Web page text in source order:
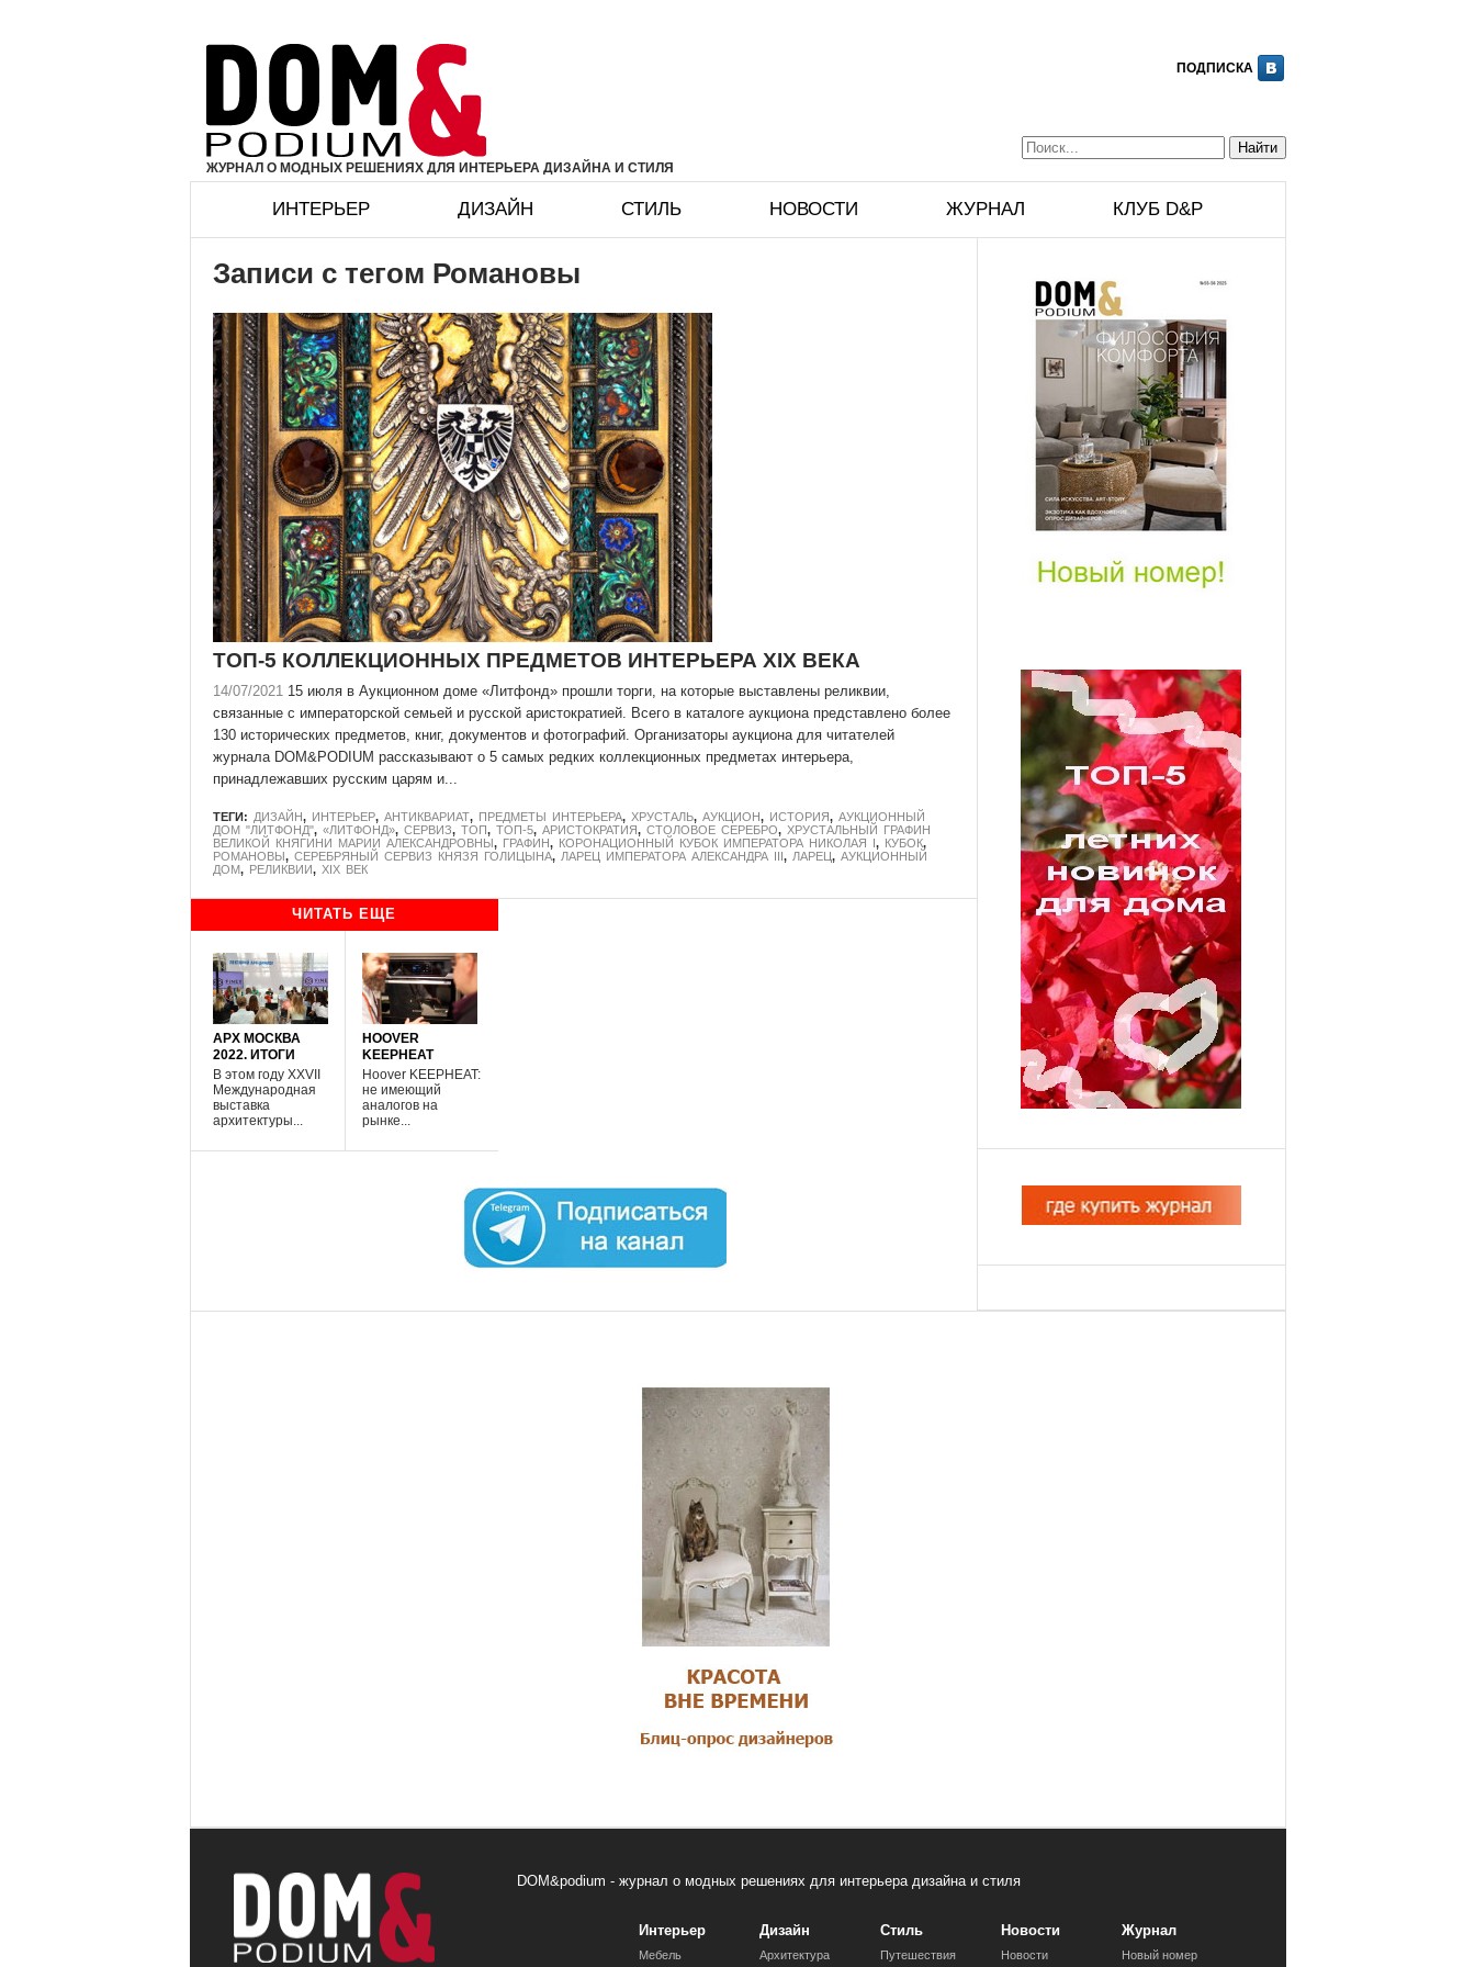
ЖУРНАЛ О МОДНЫХ РЕШЕНИЯХ ДЛЯ ИНТЕРЬЕРА ДИЗАЙНА И СТИЛЯ
ПОДПИСКА
ИНТЕРЬЕР ДИЗАЙН СТИЛЬ НОВОСТИ ЖУРНАЛ КЛУБ D&P
Записи с тегом Романовы
ТОП-5 КОЛЛЕКЦИОННЫХ ПРЕДМЕТОВ ИНТЕРЬЕРА XIX ВЕКА
14/07/202115 июля в Аукционном доме «Литфонд» прошли торги, на которые выставлены реликвии,
связанные с императорской семьей и русской аристократией. Всего в каталоге аукциона представлено более
130 исторических предметов, книг, документов и фотографий. Организаторы аукциона для читателей
журнала DOM&PODIUM рассказывают о 5 самых редких коллекционных предметах интерьера,
принадлежавших русским царям и...
ТЕГИ: ДИЗАЙН, ИНТЕРЬЕР, АНТИКВАРИАТ, ПРЕДМЕТЫ ИНТЕРЬЕРА, ХРУСТАЛЬ, АУКЦИОН, ИСТОРИЯ, АУКЦИОННЫЙ
ДОМ "ЛИТФОНД", «ЛИТФОНД», СЕРВИЗ, ТОП, ТОП-5, АРИСТОКРАТИЯ, СТОЛОВОЕ СЕРЕБРО, ХРУСТАЛЬНЫЙ ГРАФИН
ВЕЛИКОЙ КНЯГИНИ МАРИИ АЛЕКСАНДРОВНЫ , ГРАФИН, КОРОНАЦИОННЫЙ КУБОК ИМПЕРАТОРА НИКОЛАЯ I , КУБОК,
РОМАНОВЫ , СЕРЕБРЯНЫЙ СЕРВИЗ КНЯЗЯ ГОЛИЦЫНА, ЛАРЕЦ ИМПЕРАТОРА АЛЕКСАНДРА III , ЛАРЕЦ, АУКЦИОННЫЙ
ДОМ, РЕЛИКВИИ, XIX ВЕК
ЧИТАТЬ ЕЩЕ
АРХ МОСКВА
2022. ИТОГИ
В этом году XXVII
Международная
выставка
архитектуры...
HOOVER
KEEPHEAT
Hoover KEEPHEAT:
не имеющий
аналогов на
рынке...
DOM&podium - журнал о модных решениях для интерьера дизайна и стиля
Интерьер
Мебель
Дизайн
Архитектура
Стиль
Путешествия
Новости
Новости
Журнал
Новый номер